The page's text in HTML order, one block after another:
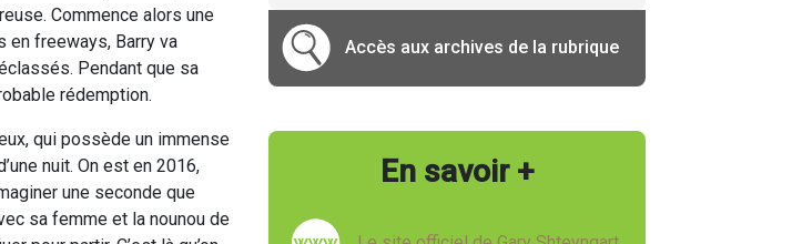
Commence alors une
en freeways, Barry va
Pendant que sa
rédemption.
qui possède un immense
nuit. On est en 2016,
une seconde que
sa femme et la nounou de
Accès aux archives de la rubrique
En savoir +